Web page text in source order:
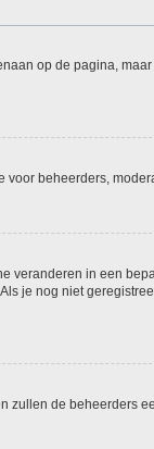
op de pagina,
voor beheerders,
veranderen in een
je nog niet
zullen de beheerders